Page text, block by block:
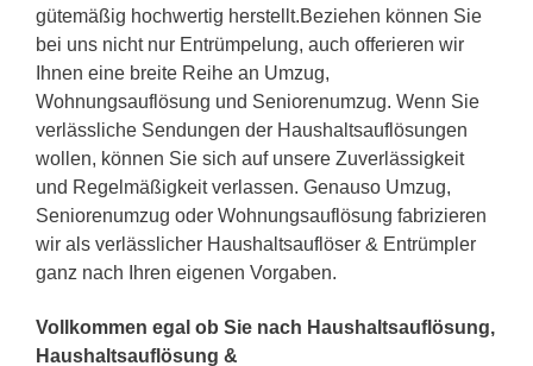
gütemäßig hochwertig herstellt.Beziehen können Sie
bei uns nicht nur Entrümpelung, auch offerieren wir
Ihnen eine breite Reihe an Umzug,
Wohnungsauflösung und Seniorenumzug. Wenn Sie
verlässliche Sendungen der Haushaltsauflösungen
wollen, können Sie sich auf unsere Zuverlässigkeit
und Regelmäßigkeit verlassen. Genauso Umzug,
Seniorenumzug oder Wohnungsauflösung fabrizieren
wir als verlässlicher Haushaltsauflöser & Entrümpler
ganz nach Ihren eigenen Vorgaben.
Vollkommen egal ob Sie nach Haushaltsauflösung,
Haushaltsauflösung &